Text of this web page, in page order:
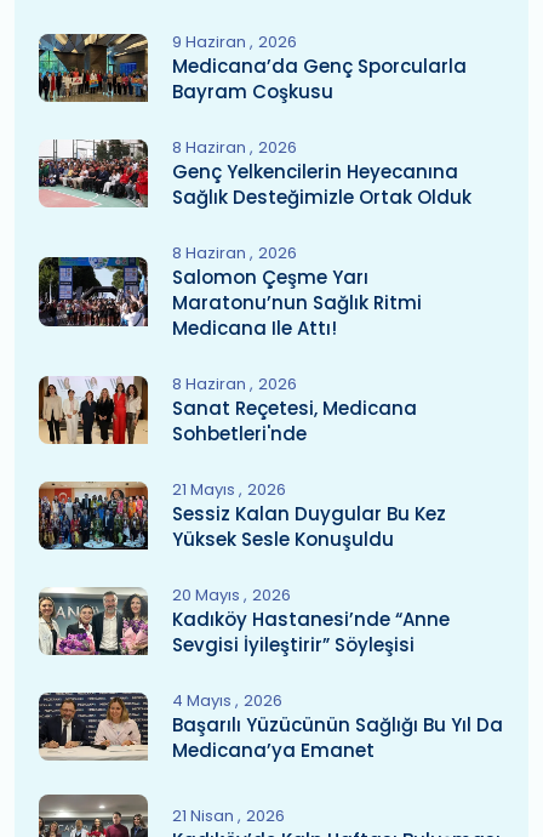
9 Haziran 2026
Medicana’da Genç Sporcularla
Bayram Coşkusu
8 Haziran 2026
Genç Yelkencilerin Heyecanına
Sağlık Desteğimizle Ortak Olduk
8 Haziran 2026
Salomon Çeşme Yarı
Maratonu’nun Sağlık Ritmi
Medicana Ile Attı!
8 Haziran 2026
Sanat Reçetesi, Medicana
Sohbetleri'nde
21 Mayıs 2026
Sessiz Kalan Duygular Bu Kez
Yüksek Sesle Konuşuldu
20 Mayıs 2026
Kadıköy Hastanesi’nde “Anne
Sevgisi İyileştirir” Söyleşisi
4 Mayıs 2026
Başarılı Yüzücünün Sağlığı Bu Yıl Da
Medicana’ya Emanet
21 Nisan 2026